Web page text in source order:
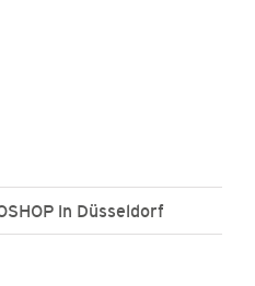
in Düsseldorf